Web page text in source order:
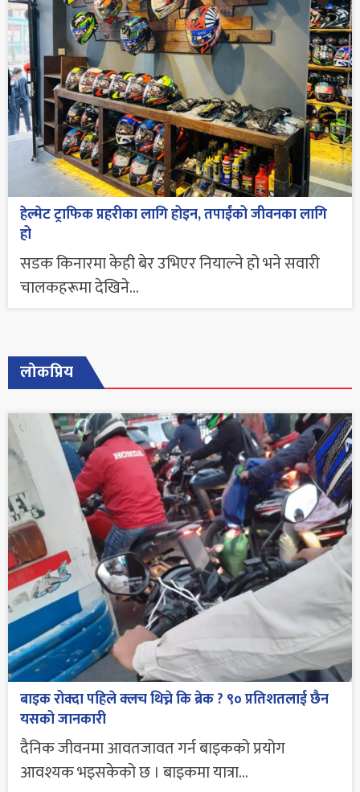
हेल्मेट ट्राफिक प्रहरीका लागि होइन, तपाईंको जीवनका लागि
हो
सडक किनारमा केही बेर उभिएर नियाल्ने हो भने सवारी
चालकहरूमा देखिने...
लोकप्रिय
बाइक रोक्दा पहिले क्लच थिच्ने कि ब्रेक ? ९० प्रतिशतलाई छैन
यसको जानकारी
दैनिक जीवनमा आवतजावत गर्न बाइकको प्रयोग
आवश्यक भइसकेको छ । बाइकमा यात्रा...